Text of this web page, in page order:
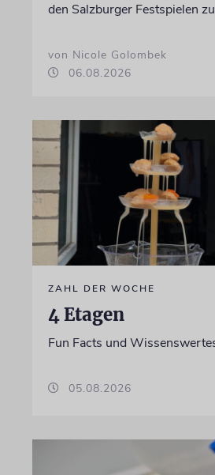
den Salzburger Festspielen
von Nicole Golombek
06.08.2026
ZAHL DER WOCHE
4 Etagen
Fun Facts und
05.08.2026